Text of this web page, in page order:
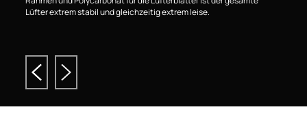
Lüfter extrem stabil und gleichzeitig extrem leise.